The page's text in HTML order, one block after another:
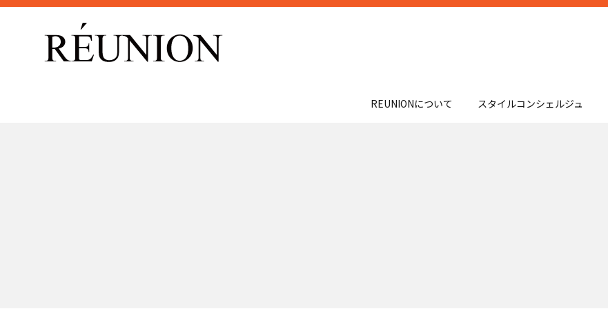
REUNIONについて スタイルコンシェルジュ